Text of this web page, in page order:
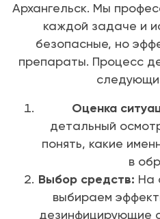
Архангельск. Мы
каждой задаче и
безопасные, но
препараты. Процесс
Оценка
детальный
понять, какие
в
Выбор средств: На
выбираем
дезинфицирующие